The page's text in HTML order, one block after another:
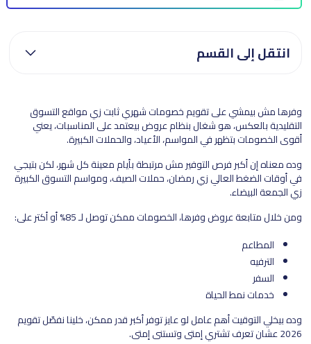
وفرها مش بيمشي على تقويم خصومات شهري ثابت زي مواقع التسوق
التقليدية بالعكس، هو شغال بنظام عروض بيعتمد على المناسبات، يعني
أقوى الخصومات بتظهر في المواسم، الأعياد، والحملات الكبيرة.
وده معناه إن أكبر فرص التوفير مش مرتبطة بأيام معينة كل شهر، لكن بتيجي
في أوقات الضغط العالي زي رمضان، حملات الصيف، ومواسم التسوق الكبيرة
زي الجمعة البيضاء.
ومن خلال متابعة عروض وفرها، الخصومات ممكن توصل لـ 85% أو أكتر على:
المطاعم
الترفيه
السفر
خدمات نمط الحياة
وده بيخلي التوقيت أهم عامل لو عايز توفر أكبر قدر ممكن، خلينا نفصّل تقويم
2026 عشان تعرف تشتري إمتى وتستنى إمتى.
انتقل إلى القسم